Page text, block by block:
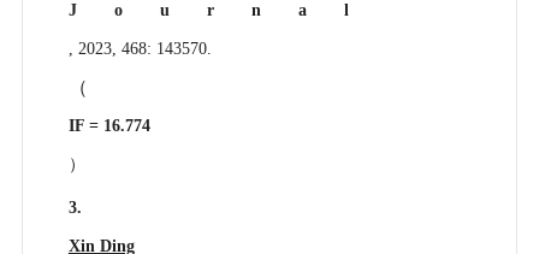
Journal
, 2023, 468: 143570.
（
IF = 16.774
）
3.
Xin Ding